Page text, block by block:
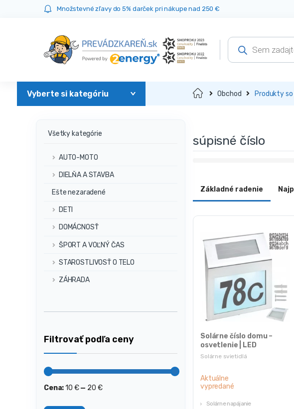
Množstevné zľavy do 5% darček pri nákupe nad 250 €
Products
search
Domov Obchod Produkty so
súpisné číslo
Základné radenie
Solárne svietidlá
Solárne číslo domu –
osvetlenie | LED
Aktuálne
vypredané
Solárne napájanie
Všetky kategórie
AUTO-MOTO
DIELŇA A STAVBA
Ešte nezaradené
DETI
DOMÁCNOSŤ
ŠPORT A VOĽNÝ ČAS
STAROSTLIVOSŤ O TELO
ZÁHRADA
Filtrovať podľa ceny
Minimálna
Maximálna
Cena:10 €— 20 €